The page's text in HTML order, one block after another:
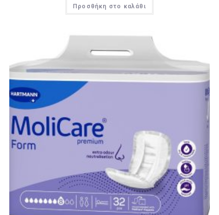
Προσθήκη στο καλάθι